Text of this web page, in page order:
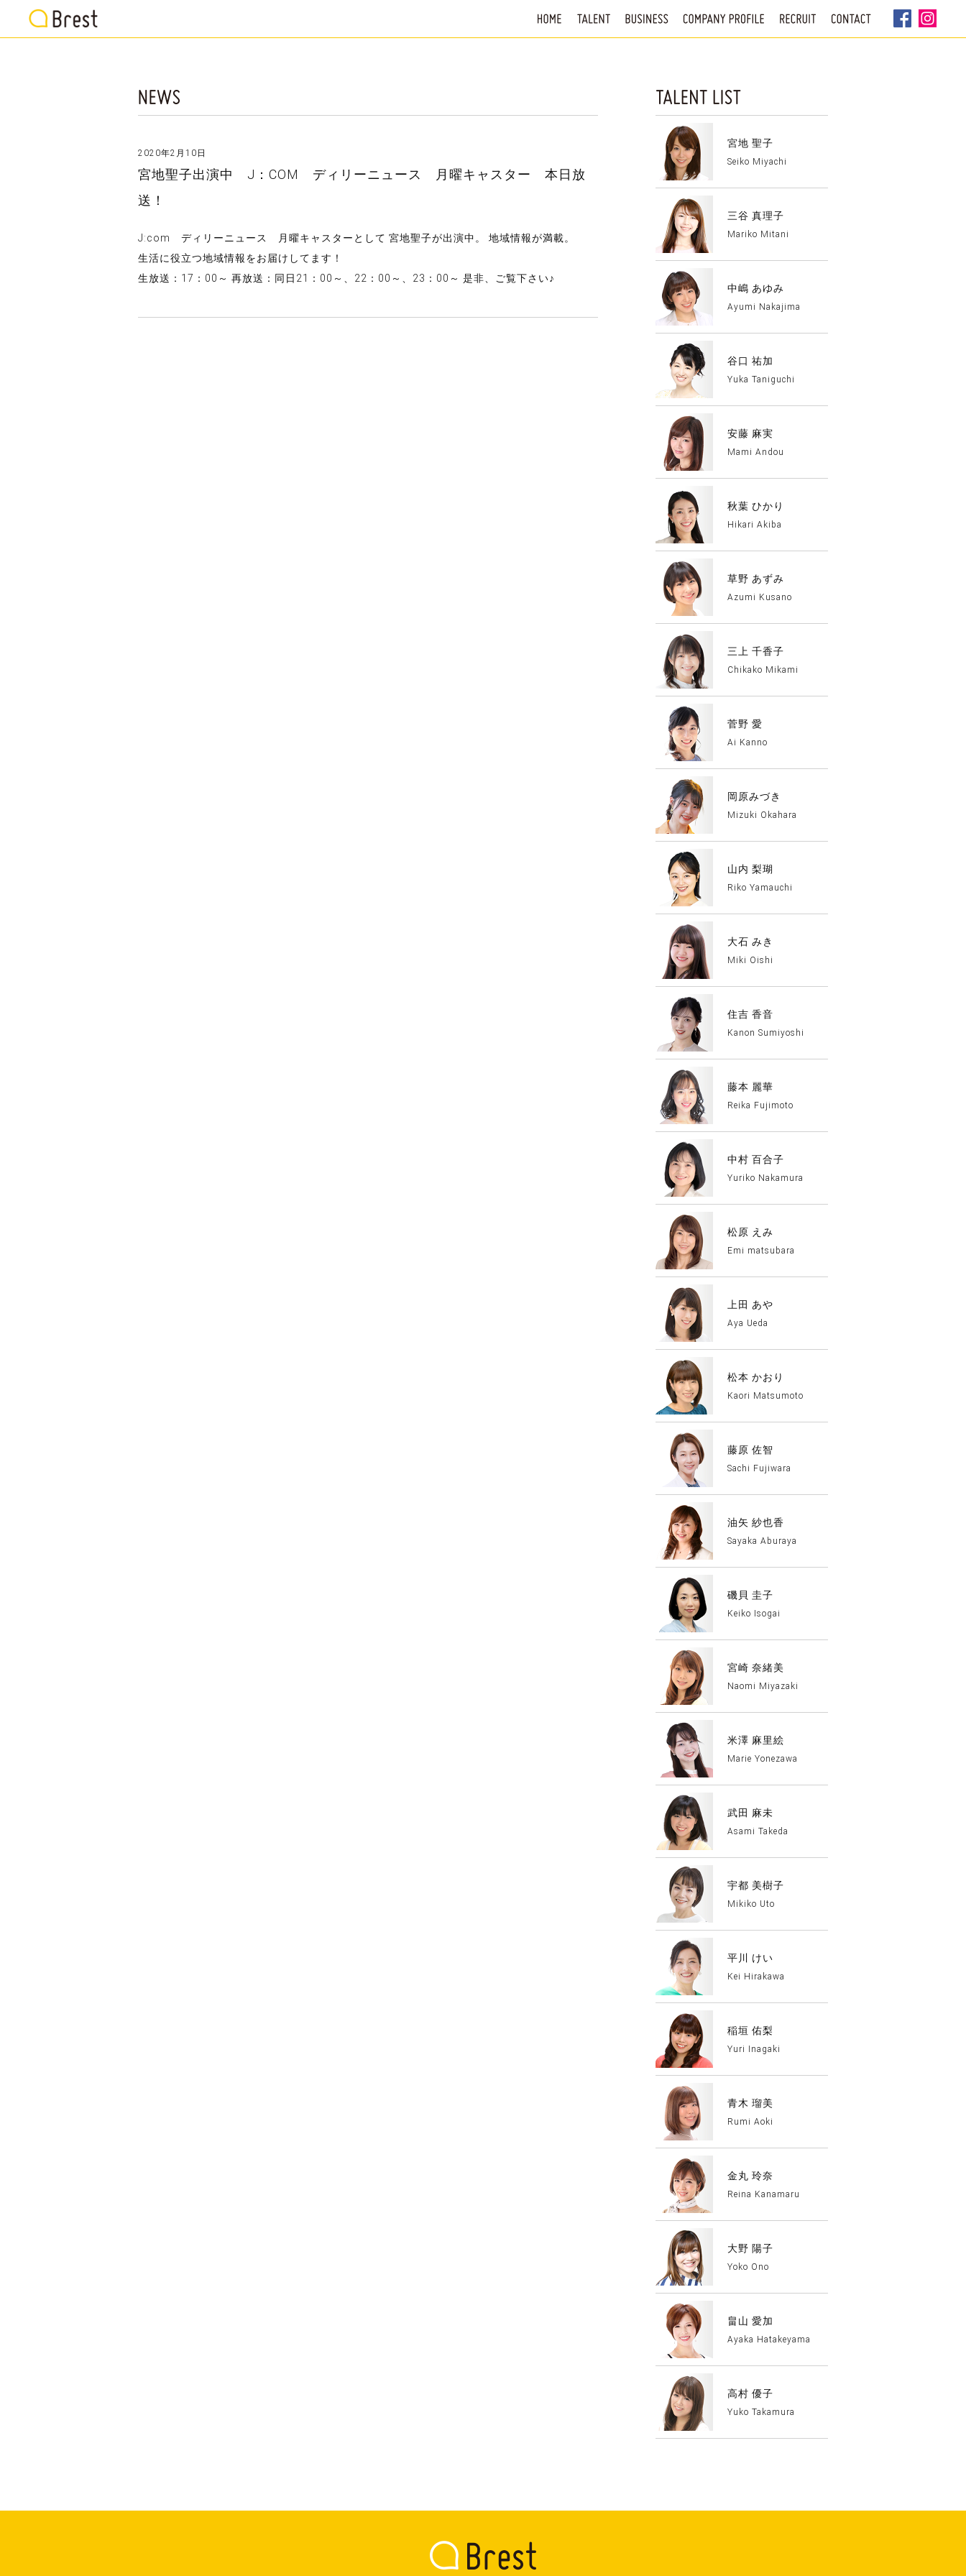
2020年2月10日
宮地聖子出演中 J：COM ディリーニュース 月曜キャスター 本日放
送！
J:com ディリーニュース 月曜キャスターとして 宮地聖子が出演中。 地域情報が満載。
生活に役立つ地域情報をお届けしてます！
生放送：17：00～ 再放送：同日21：00～、22：00～、23：00～ 是非、ご覧下さい♪
宮地 聖子
Seiko Miyachi
三谷 真理子
Mariko Mitani
中嶋 あゆみ
Ayumi Nakajima
谷口 祐加
Yuka Taniguchi
安藤 麻実
Mami Andou
秋葉 ひかり
Hikari Akiba
草野 あずみ
Azumi Kusano
三上 千香子
Chikako Mikami
菅野 愛
Ai Kanno
岡原みづき
Mizuki Okahara
山内 梨瑚
Riko Yamauchi
大石 みき
Miki Oishi
住吉 香音
Kanon Sumiyoshi
藤本 麗華
Reika Fujimoto
中村 百合子
Yuriko Nakamura
松原 えみ
Emi matsubara
上田 あや
Aya Ueda
松本 かおり
Kaori Matsumoto
藤原 佐智
Sachi Fujiwara
油矢 紗也香
Sayaka Aburaya
磯貝 圭子
Keiko Isogai
宮崎 奈緒美
Naomi Miyazaki
米澤 麻里絵
Marie Yonezawa
武田 麻未
Asami Takeda
宇都 美樹子
Mikiko Uto
平川 けい
Kei Hirakawa
稲垣 佑梨
Yuri Inagaki
青木 瑠美
Rumi Aoki
金丸 玲奈
Reina Kanamaru
大野 陽子
Yoko Ono
畠山 愛加
Ayaka Hatakeyama
高村 優子
Yuko Takamura